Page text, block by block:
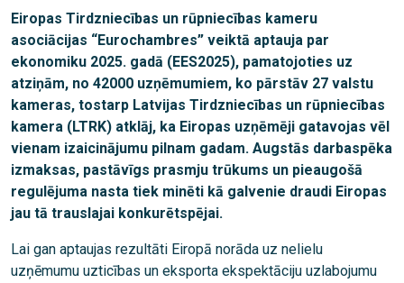
Eiropas Tirdzniecības un rūpniecības kameru
asociācijas “Eurochambres” veiktā aptauja par
ekonomiku 2025. gadā (EES2025), pamatojoties uz
atziņām, no 42000 uzņēmumiem, ko pārstāv 27 valstu
kameras, tostarp Latvijas Tirdzniecības un rūpniecības
kamera (LTRK) atklāj, ka Eiropas uzņēmēji gatavojas vēl
vienam izaicinājumu pilnam gadam. Augstās darbaspēka
izmaksas, pastāvīgs prasmju trūkums un pieaugošā
regulējuma nasta tiek minēti kā galvenie draudi Eiropas
jau tā trauslajai konkurētspējai.
Lai gan aptaujas rezultāti Eiropā norāda uz nelielu
uzņēmumu uzticības un eksporta ekspektāciju uzlabojumu